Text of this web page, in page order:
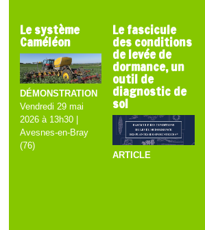
Le système
Caméléon
DÉMONSTRATION
Vendredi 29 mai
2026 à 13h30 |
Avesnes-en-Bray
(76)
Le fascicule
des conditions
de levée de
dormance, un
outil de
diagnostic de
sol
ARTICLE